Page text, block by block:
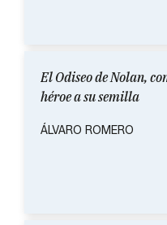
El Odiseo de Nolan,
héroe a su semilla
ÁLVARO ROMERO